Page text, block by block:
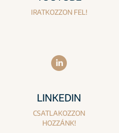
IRATKOZZON FEL!
LINKEDIN
CSATLAKOZZON
HOZZÁNK!